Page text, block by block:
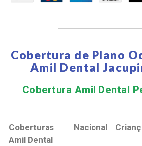
Cobertura de Plano
Amil Dental
Cobertura Amil Dental
Coberturas
Amil Dental
Nacional